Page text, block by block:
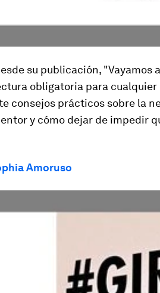
su publicación, "Vayamos
obligatoria para cualquier
consejos prácticos sobre la
y cómo dejar de impedir
Amoruso